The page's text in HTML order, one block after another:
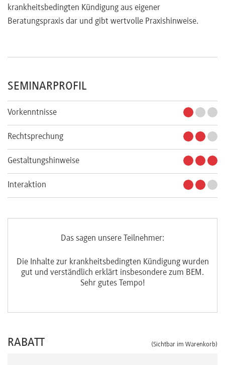
krankheitsbedingten Kündigung aus eigener
Beratungspraxis dar und gibt wertvolle Praxishinweise.
SEMINARPROFIL
Vorkenntnisse
Rechtsprechung
Gestaltungshinweise
Interaktion
Das sagen unsere Teilnehmer:
Die Inhalte zur krankheitsbedingten Kündigung wurden
gut und verständlich erklärt insbesondere zum BEM.
Sehr gutes Tempo!
RABATT (Sichtbar im Warenkorb)